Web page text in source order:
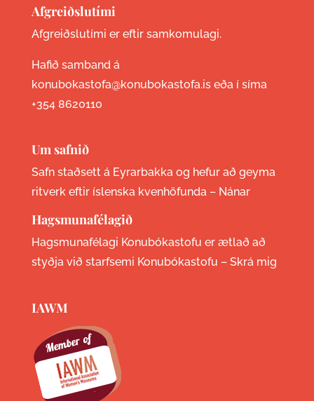
Afgreiðslutími
Afgreiðslutími er eftir samkomulagi.
Hafið samband á
konubokastofa@konubokastofa.is eða í síma
+354 8620110
Um safnið
Safn staðsett á Eyrarbakka og hefur að geyma
ritverk eftir íslenska kvenhöfunda – Nánar
Hagsmunafélagið
Hagsmunafélagi Konubókastofu er ætlað að
styðja við starfsemi Konubókastofu – Skrá mig
IAWM